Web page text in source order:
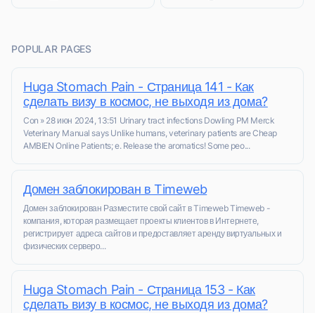
POPULAR PAGES
Huga Stomach Pain - Страница 141 - Как
сделать визу в космос, не выходя из дома?
Con » 28 июн 2024, 13:51 Urinary tract infections Dowling PM Merck
Veterinary Manual says Unlike humans, veterinary patients are Cheap
AMBIEN Online Patients; e. Release the aromatics! Some peo...
Домен заблокирован в Timeweb
Домен заблокирован Разместите свой сайт в Timeweb Timeweb -
компания, которая размещает проекты клиентов в Интернете,
регистрирует адреса сайтов и предоставляет аренду виртуальных и
физических серверо...
Huga Stomach Pain - Страница 153 - Как
сделать визу в космос, не выходя из дома?